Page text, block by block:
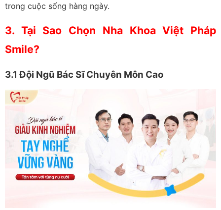
trong cuộc sống hàng ngày.
3. Tại Sao Chọn Nha Khoa Việt Pháp
Smile?
3.1 Đội Ngũ Bác Sĩ Chuyên Môn Cao